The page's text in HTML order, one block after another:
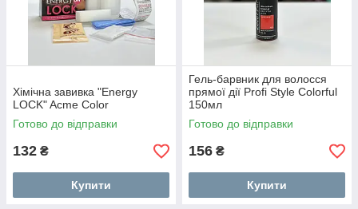
Хімічна завивка "Energy
LOCK" Acme Color
Готово до відправки
132 ₴
Купити
Гель-барвник для волосся
прямої дії Profi Style Colorful
150мл
Готово до відправки
156 ₴
Купити